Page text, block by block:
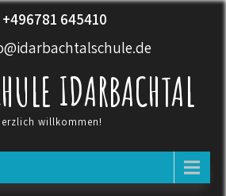
+496781 645410
IDARBACHTAL
willkommen!